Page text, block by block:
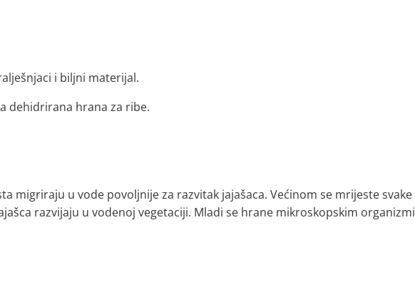
i biljni materijal.
dehidrirana hrana za ribe.
migriraju u vode povoljnije za razvitak jajašaca. Većinom se mrijeste
razvijaju u vodenoj vegetaciji. Mladi se hrane mikroskopskim